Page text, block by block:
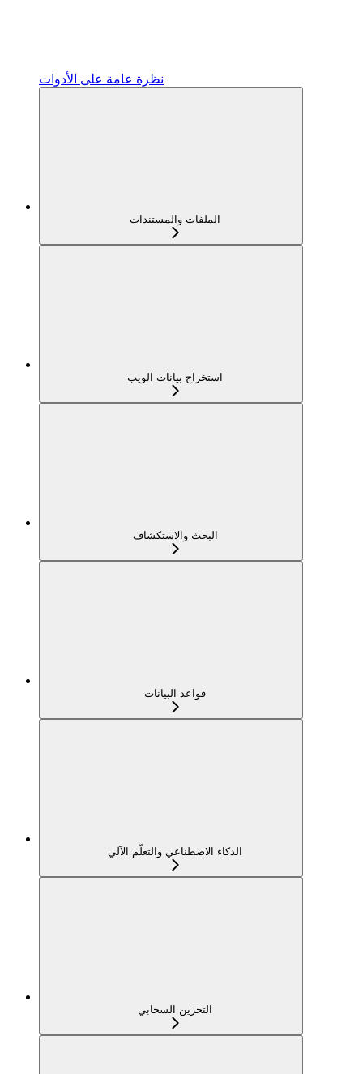
نظرة عامة على الأدوات
الملفات والمستندات
استخراج بيانات الويب
البحث والاستكشاف
قواعد البيانات
الذكاء الاصطناعي والتعلّم الآلي
التخزين السحابي